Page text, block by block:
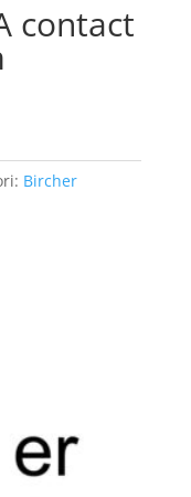
contact
Bircher